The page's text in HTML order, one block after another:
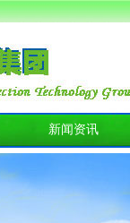
新闻资讯